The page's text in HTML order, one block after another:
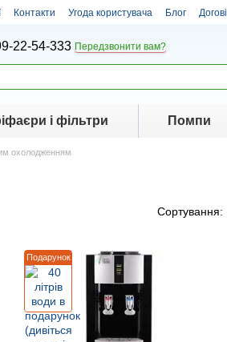
Контакти Угода користувача Блог
22-54-333 Передзвонити вам?
і фільтри Помпи
охолодженням
Сортування:
Подарунок